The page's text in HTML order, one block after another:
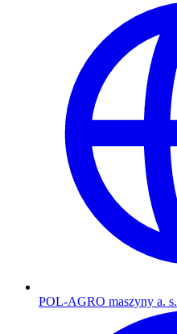
POL-AGRO maszyny a. s.